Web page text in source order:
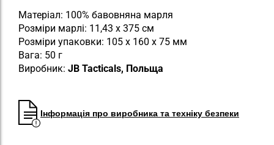
Матеріал: 100% бавовняна марля
Розміри марлі: 11,43 х 375 см
Розміри упаковки: 105 х 160 х 75 мм
Вага: 50 г
Виробник: JB Tacticals, Польща
Інформація про виробника та техніку безпеки